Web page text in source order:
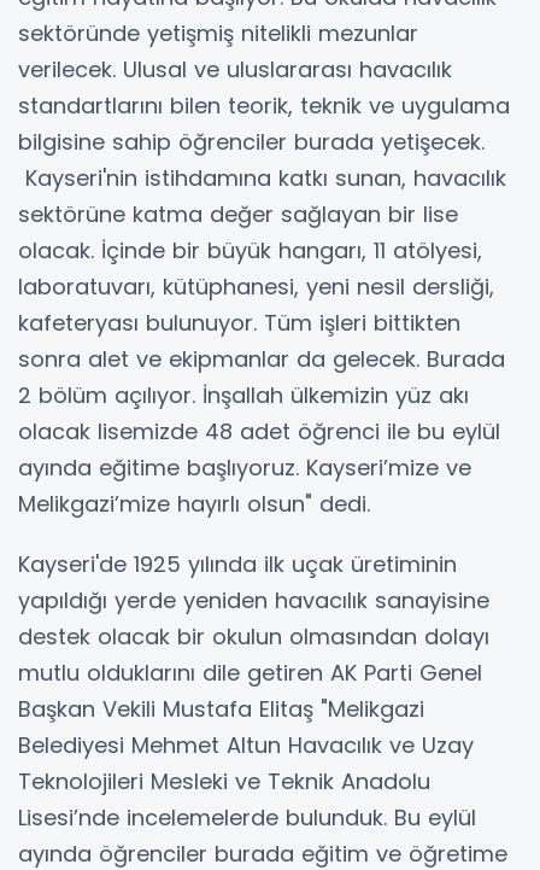
sektöründe yetişmiş nitelikli mezunlar
verilecek. Ulusal ve uluslararası havacılık
standartlarını bilen teorik, teknik ve uygulama
bilgisine sahip öğrenciler burada yetişecek.
Kayseri'nin istihdamına katkı sunan, havacılık
sektörüne katma değer sağlayan bir lise
olacak. İçinde bir büyük hangarı, 11 atölyesi,
laboratuvarı, kütüphanesi, yeni nesil dersliği,
kafeteryası bulunuyor. Tüm işleri bittikten
sonra alet ve ekipmanlar da gelecek. Burada
2 bölüm açılıyor. İnşallah ülkemizin yüz akı
olacak lisemizde 48 adet öğrenci ile bu eylül
ayında eğitime başlıyoruz. Kayseri’mize ve
Melikgazi’mize hayırlı olsun" dedi.
Kayseri'de 1925 yılında ilk uçak üretiminin
yapıldığı yerde yeniden havacılık sanayisine
destek olacak bir okulun olmasından dolayı
mutlu olduklarını dile getiren AK Parti Genel
Başkan Vekili Mustafa Elitaş "Melikgazi
Belediyesi Mehmet Altun Havacılık ve Uzay
Teknolojileri Mesleki ve Teknik Anadolu
Lisesi’nde incelemelerde bulunduk. Bu eylül
ayında öğrenciler burada eğitim ve öğretime